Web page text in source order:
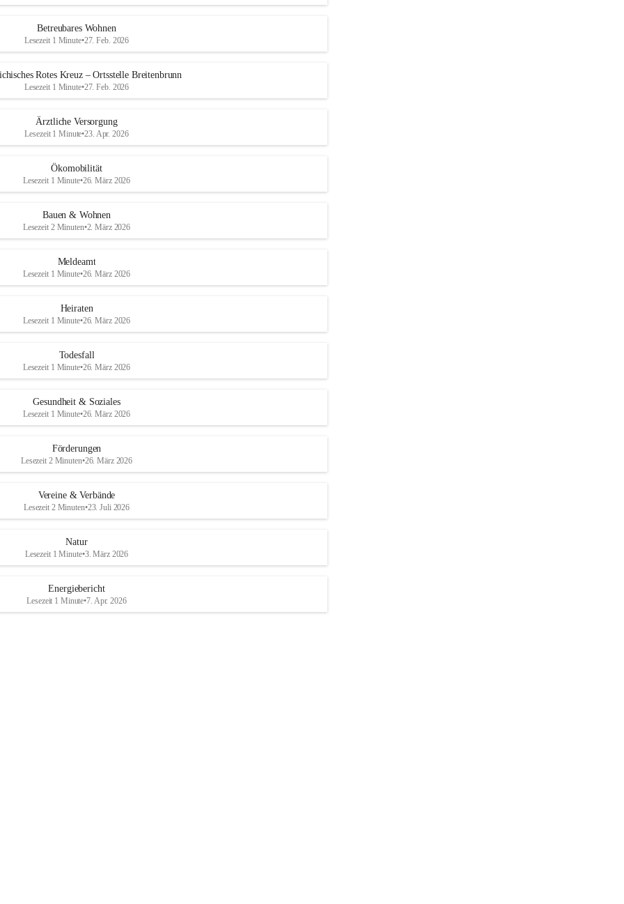
Betreubares Wohnen
Lesezeit 1 Minute•27. Feb. 2026
Rotes Kreuz – Ortsstelle Breitenbrunn
Lesezeit 1 Minute•27. Feb. 2026
Ärztliche Versorgung
Lesezeit 1 Minute•23. Apr. 2026
Ökomobilität
Lesezeit 1 Minute•26. März 2026
Bauen & Wohnen
Lesezeit 2 Minuten•2. März 2026
Meldeamt
Lesezeit 1 Minute•26. März 2026
Heiraten
Lesezeit 1 Minute•26. März 2026
Todesfall
Lesezeit 1 Minute•26. März 2026
Gesundheit & Soziales
Lesezeit 1 Minute•26. März 2026
Förderungen
Lesezeit 2 Minuten•26. März 2026
Vereine & Verbände
Lesezeit 2 Minuten•23. Juli 2026
Natur
Lesezeit 1 Minute•3. März 2026
Energiebericht
Lesezeit 1 Minute•7. Apr. 2026